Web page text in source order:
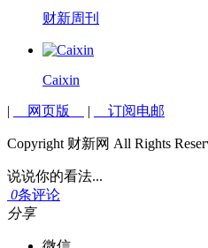
财新周刊
Caixin
| 网页版 | 订阅电邮
Copyright 财新网 All Rights
说说你的看法...
0条评论
分享